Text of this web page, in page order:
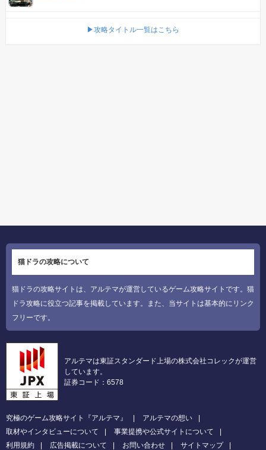
▶攻略タイトル一覧はこちら
猫ドラの攻略について
猫ドラの攻略サイトは、アルテマが運営しているゲーム攻略サイトです。猫
ドラ攻略に役立つ記事を掲載しています。また、当サイトは基本的にリンク
フリーです。
アルテマは東証スタンダード上場の株式会社コレックが運営
しています。
証券コード：6578
究極のゲーム攻略サイト『アルテマ』
アルテマの想い
取材やインタビューについて
事業提携や公式サイトについて
利用規約
広告掲載について お問い合わせ サイトマップ